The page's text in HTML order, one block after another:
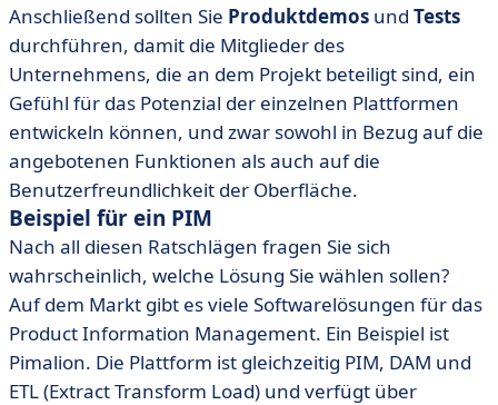
Anschließend sollten Sie Produktdemos und Tests
durchführen, damit die Mitglieder des
Unternehmens, die an dem Projekt beteiligt sind, ein
Gefühl für das Potenzial der einzelnen Plattformen
entwickeln können, und zwar sowohl in Bezug auf die
angebotenen Funktionen als auch auf die
Benutzerfreundlichkeit der Oberfläche.
Beispiel für ein PIM
Nach all diesen Ratschlägen fragen Sie sich
wahrscheinlich, welche Lösung Sie wählen sollen?
Auf dem Markt gibt es viele Softwarelösungen für das
Product Information Management. Ein Beispiel ist
Pimalion. Die Plattform ist gleichzeitig PIM, DAM und
ETL (Extract Transform Load) und verfügt über